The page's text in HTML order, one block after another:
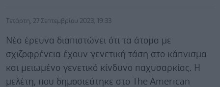
Τετάρτη, 27 Σεπτεμβρίου 2023, 19:33
Νέα έρευνα διαπιστώνει ότι τα άτομα με
σχιζοφρένεια έχουν γενετική τάση στο κάπνισμα
και μειωμένο γενετικό κίνδυνο παχυσαρκίας. Η
μελέτη, που δημοσιεύτηκε στο The American